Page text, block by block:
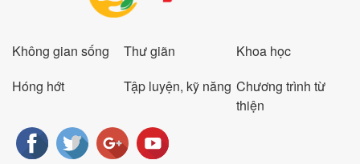
Không gian sống Thư giãn
Khoa học
Hóng hớt
Tập luyện, kỹ năng Chương trình từ
thiện